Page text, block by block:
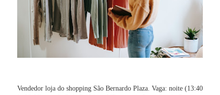
Vendedor loja do shopping São Bernardo Plaza. Vaga: noite (13:40